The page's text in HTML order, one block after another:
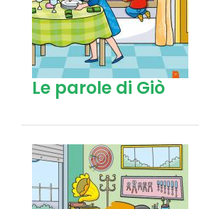
Le parole di Giò